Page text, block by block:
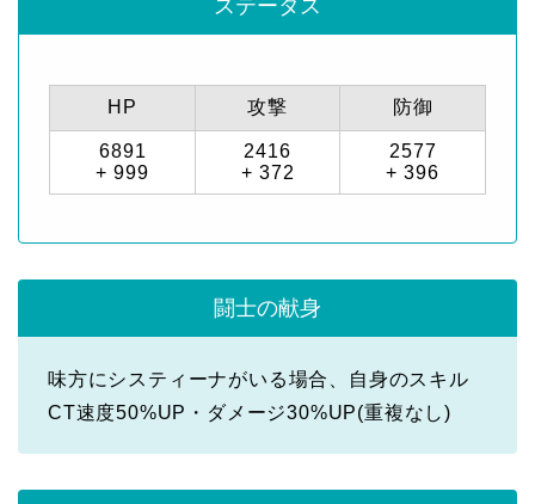
ステータス
HP 攻撃 防御
6891
+ 999
2416
+ 372
2577
+ 396
闘士の献身
味方にシスティーナがいる場合、自身のスキル
CT速度50%UP・ダメージ30%UP(重複なし)